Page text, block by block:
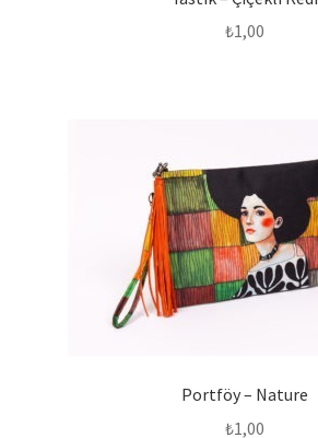
₺1,00
Portföy – Nature
₺1,00